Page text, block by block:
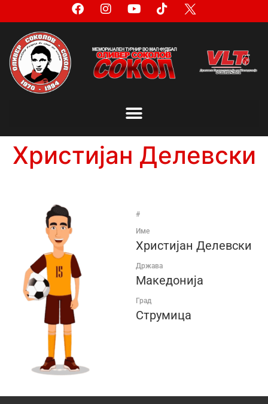
Христијан Делевски
#
Име
Христијан Делевски
Држава
Македонија
Град
Струмица